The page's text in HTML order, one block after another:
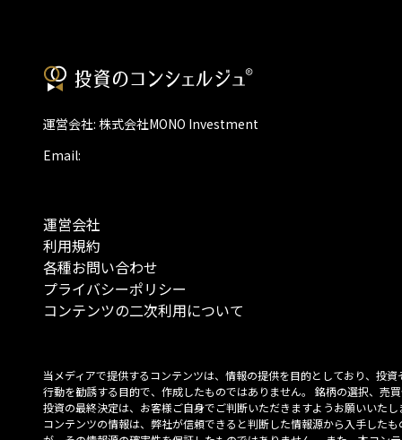
運営会社: 株式会社MONO Investment
Email:
運営会社
利用規約
各種お問い合わせ
プライバシーポリシー
コンテンツの二次利用について
当メディアで提供するコンテンツは、情報の提供を目的としており、投資
行動を勧誘する目的で、作成したものではありません。 銘柄の選択、売
投資の最終決定は、お客様ご自身でご判断いただきますようお願いいたし
コンテンツの情報は、弊社が信頼できると判断した情報源から入手したも